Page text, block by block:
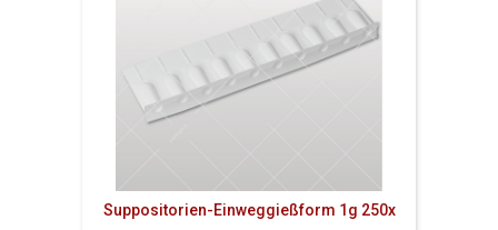
Suppositorien-Einweggießform 1g 250x